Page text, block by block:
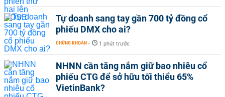
Tự doanh sang tay gần 700 tỷ đồng cổ
phiếu DMX cho ai?
CHỨNG KHOÁN - 1 phút trước
NHNN cần tăng nắm giữ bao nhiêu cổ
phiếu CTG để sở hữu tối thiểu 65%
VietinBank?